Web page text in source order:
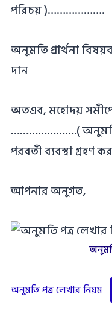
পরিচয় )……………….
অনুমতি প্রার্থনা
দান
অতএব, মহোদয়
………………….( অনুমতি
পরবর্তী ব্যবস্থা
আপনার অনুগত,
অনুমতি পত্র লেখার নিয়ম